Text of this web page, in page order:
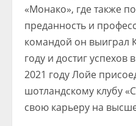
«Монако», где также
преданность и
командой он выиграл
году и достиг
2021 году Лойе
шотландскому клубу
свою карьеру на